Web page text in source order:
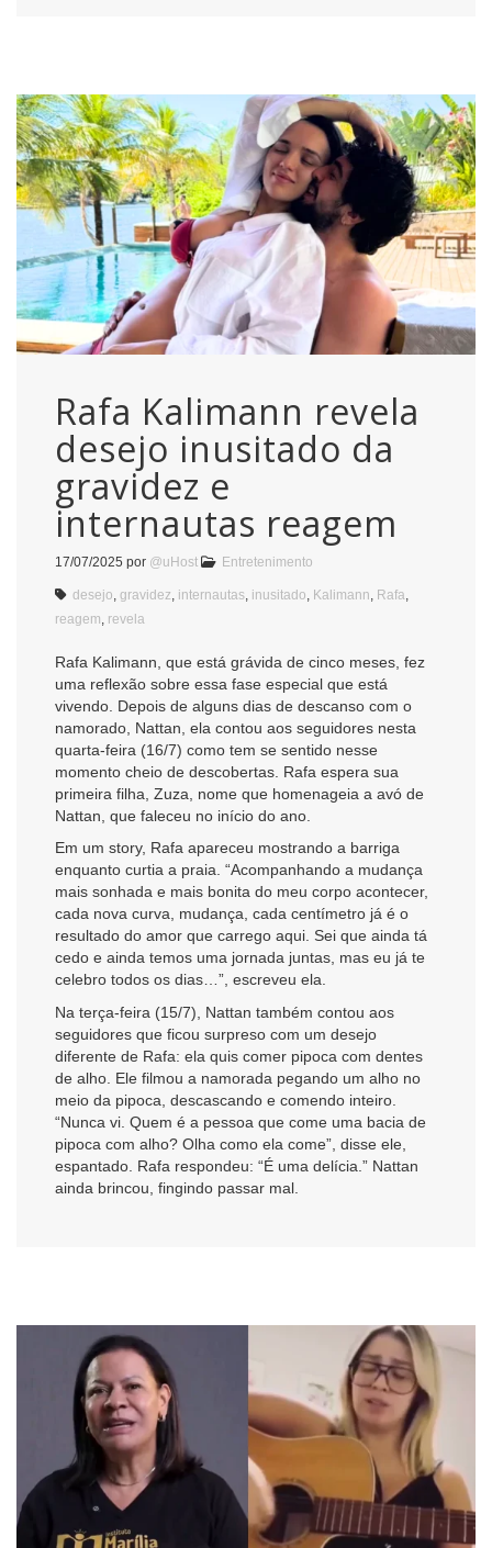
Rafa Kalimann revela
desejo inusitado da
gravidez e
internautas reagem
17/07/2025 por @uHost Entretenimento
desejo gravidez internautas inusitado Kalimann Rafa
reagem revela
Rafa Kalimann, que está grávida de cinco meses, fez
uma reflexão sobre essa fase especial que está
vivendo. Depois de alguns dias de descanso com o
namorado, Nattan, ela contou aos seguidores nesta
quarta-feira (16/7) como tem se sentido nesse
momento cheio de descobertas. Rafa espera sua
primeira filha, Zuza, nome que homenageia a avó de
Nattan, que faleceu no início do ano.
Em um story, Rafa apareceu mostrando a barriga
enquanto curtia a praia. “Acompanhando a mudança
mais sonhada e mais bonita do meu corpo acontecer,
cada nova curva, mudança, cada centímetro já é o
resultado do amor que carrego aqui. Sei que ainda tá
cedo e ainda temos uma jornada juntas, mas eu já te
celebro todos os dias…”, escreveu ela.
Na terça-feira (15/7), Nattan também contou aos
seguidores que ficou surpreso com um desejo
diferente de Rafa: ela quis comer pipoca com dentes
de alho. Ele filmou a namorada pegando um alho no
meio da pipoca, descascando e comendo inteiro.
“Nunca vi. Quem é a pessoa que come uma bacia de
pipoca com alho? Olha como ela come”, disse ele,
espantado. Rafa respondeu: “É uma delícia.” Nattan
ainda brincou, fingindo passar mal.